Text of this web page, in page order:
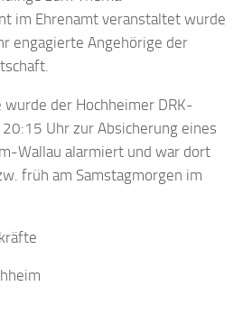
im Ehrenamt veranstaltet wurde
engagierte Angehörige der
der Hochheimer DRK-
Uhr zur Absicherung eines
Wallau alarmiert und war dort
früh am Samstagmorgen im